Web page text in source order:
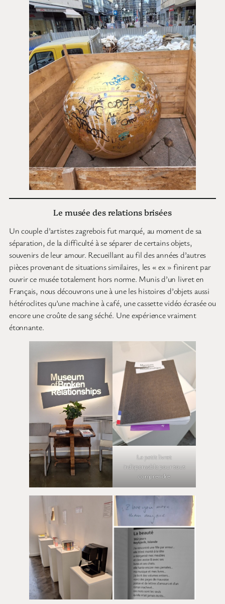
Le musée des relations brisées
Un couple d’artistes zagrebois fut marqué, au moment de sa
séparation, de la difficulté à se séparer de certains objets,
souvenirs de leur amour. Recueillant au fil des années d’autres
pièces provenant de situations similaires, les « ex » finirent par
ouvrir ce musée totalement hors norme. Munis d’un livret en
Français, nous découvrons une à une les histoires d’objets aussi
hétéroclites qu’une machine à café, une cassette vidéo écrasée ou
encore une croûte de sang séché. Une expérience vraiment
étonnante.
Le petit livret
indispensable pour tout
comprendre